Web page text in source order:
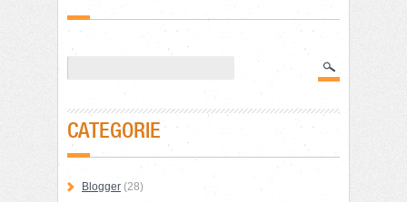
CATEGORIE
Blogger (28)